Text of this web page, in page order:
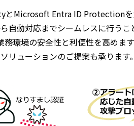
Microsoft Entra ID Protectionを
自動対応までシームレスに行う
環境の安全性と利便性を高めま
リューションのご提案も承ります。